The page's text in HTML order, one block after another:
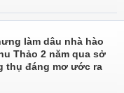
làm dâu nhà hào
Thảo 2 năm qua sở
thụ đáng mơ ước ra